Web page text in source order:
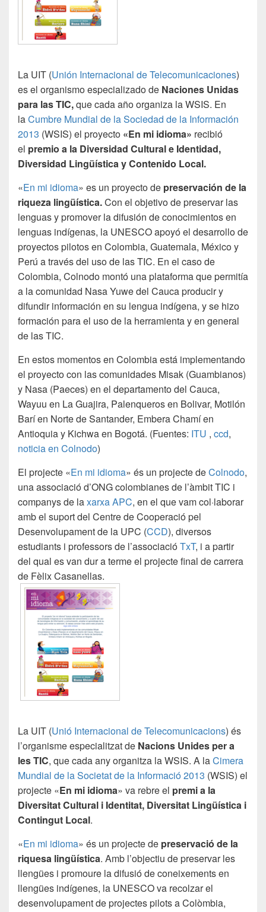
La UIT (Unión Internacional de Telecomunicaciones)
es el organismo especializado de Naciones Unidas
para las TIC,que cada año organiza la WSIS. En
laCumbre Mundial de la Sociedad de la Información
2013 (WSIS) el proyecto «En mi idioma» recibió
el premio a la Diversidad Cultural e Identidad,
Diversidad Lingüística y Contenido Local.
«En mi idioma» es un proyecto de preservación de la
riqueza lingüística.Con el objetivo de preservar las
lenguas y promover la difusión de conocimientos en
lenguas indígenas, la UNESCO apoyó el desarrollo de
proyectos pilotos en Colombia, Guatemala, México y
Perú a través del uso de las TIC. En el caso de
Colombia, Colnodo montó una plataforma que permitía
a la comunidad Nasa Yuwe del Cauca producir y
difundir información en su lengua indígena, y se hizo
formación para el uso de la herramienta y en general
de las TIC.
En estos momentos en Colombia está implementando
el proyecto con las comunidades Misak (Guambianos)
y Nasa (Paeces) en el departamento del Cauca,
Wayuu en La Guajira, Palenqueros en Bolivar, Motilón
Barí en Norte de Santander, Embera Chamí en
Antioquia y Kichwa en Bogotá. (Fuentes: ITU , ccd,
noticia en Colnodo)
El projecte «En mi idioma» és un projecte deColnodo,
una associació d’ONG colombianes de l’àmbit TIC i
companys de laxarxa APC, en el que vam col·laborar
amb el suport del Centre de Cooperació pel
Desenvolupament de la UPC (CCD), diversos
estudiants i professors de l’associacióTxT, i a partir
del qual es van dur a terme el projecte final de carrera
de Fèlix Casanellas.
La UIT (Unió Internacional de Telecomunicacions) és
l’organisme especialitzat de Nacions Unides per a
les TIC, que cada any organitza la WSIS. A laCimera
Mundial de la Societat de la Informació 2013 (WSIS) el
projecte «En mi idioma» va rebre el premi a la
Diversitat Cultural i Identitat, Diversitat Lingüística i
Contingut Local.
«En mi idioma» és un projecte de preservació de la
riquesa lingüística. Amb l’objectiu de preservar les
llengües i promoure la difusió de coneixements en
llengües indígenes, la UNESCO va recolzar el
desenvolupament de projectes pilots a Colòmbia,